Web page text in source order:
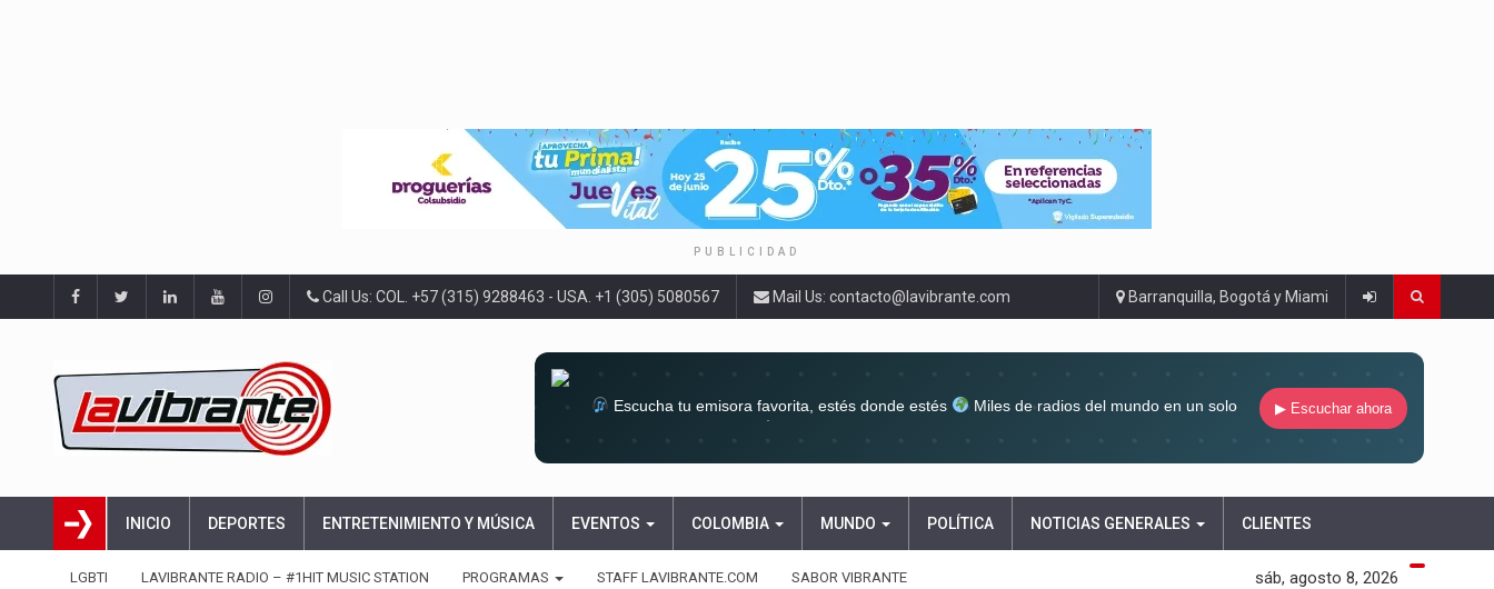
PUBLICIDAD
Call Us: COL. +57 (315) 9288463 - USA. +1 (305) 5080567 Mail Us: contacto@lavibrante.com Barranquilla, Bogotá y Miami
Escucha tu emisora favorita, estés donde estés
Miles de radios del mundo en un solo
▶ Escuchar ahora
INICIO DEPORTES ENTRETENIMIENTO Y MÚSICA EVENTOS COLOMBIA MUNDO POLÍTICA NOTICIAS GENERALES CLIENTES
LGBTI LAVIBRANTE RADIO – #1HIT MUSIC STATION PROGRAMAS STAFF LAVIBRANTE.COM SABOR VIBRANTE sáb, agosto 8, 2026